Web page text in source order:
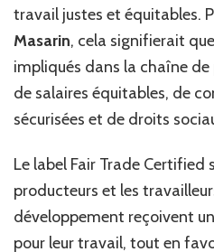
travail justes et équitables.
Masarin, cela signifierait
impliqués dans la chaîne
de salaires équitables, de
sécurisées et de droits
Le label Fair Trade Certified
producteurs et les
développement reçoivent
pour leur travail, tout en